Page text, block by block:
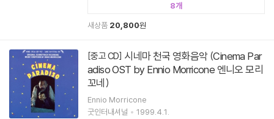
8
새상품 20,800원
[중고 CD]
adiso OST by Ennio Morricone 엔니오 모리
꼬네)
Ennio Morricone
굿인터내셔널
1999.4.1.